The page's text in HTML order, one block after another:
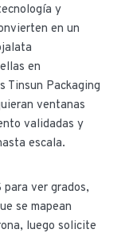
y
en un
en
Tinsun Packaging
ventanas
validadas y
escala.
ver grados,
se mapean
luego solicite